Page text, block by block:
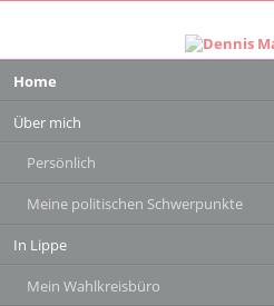
überspringen
Home
Über mich
Persönlich
Meine politischen Schwerpunkte
In Lippe
Mein Wahlkreisbüro